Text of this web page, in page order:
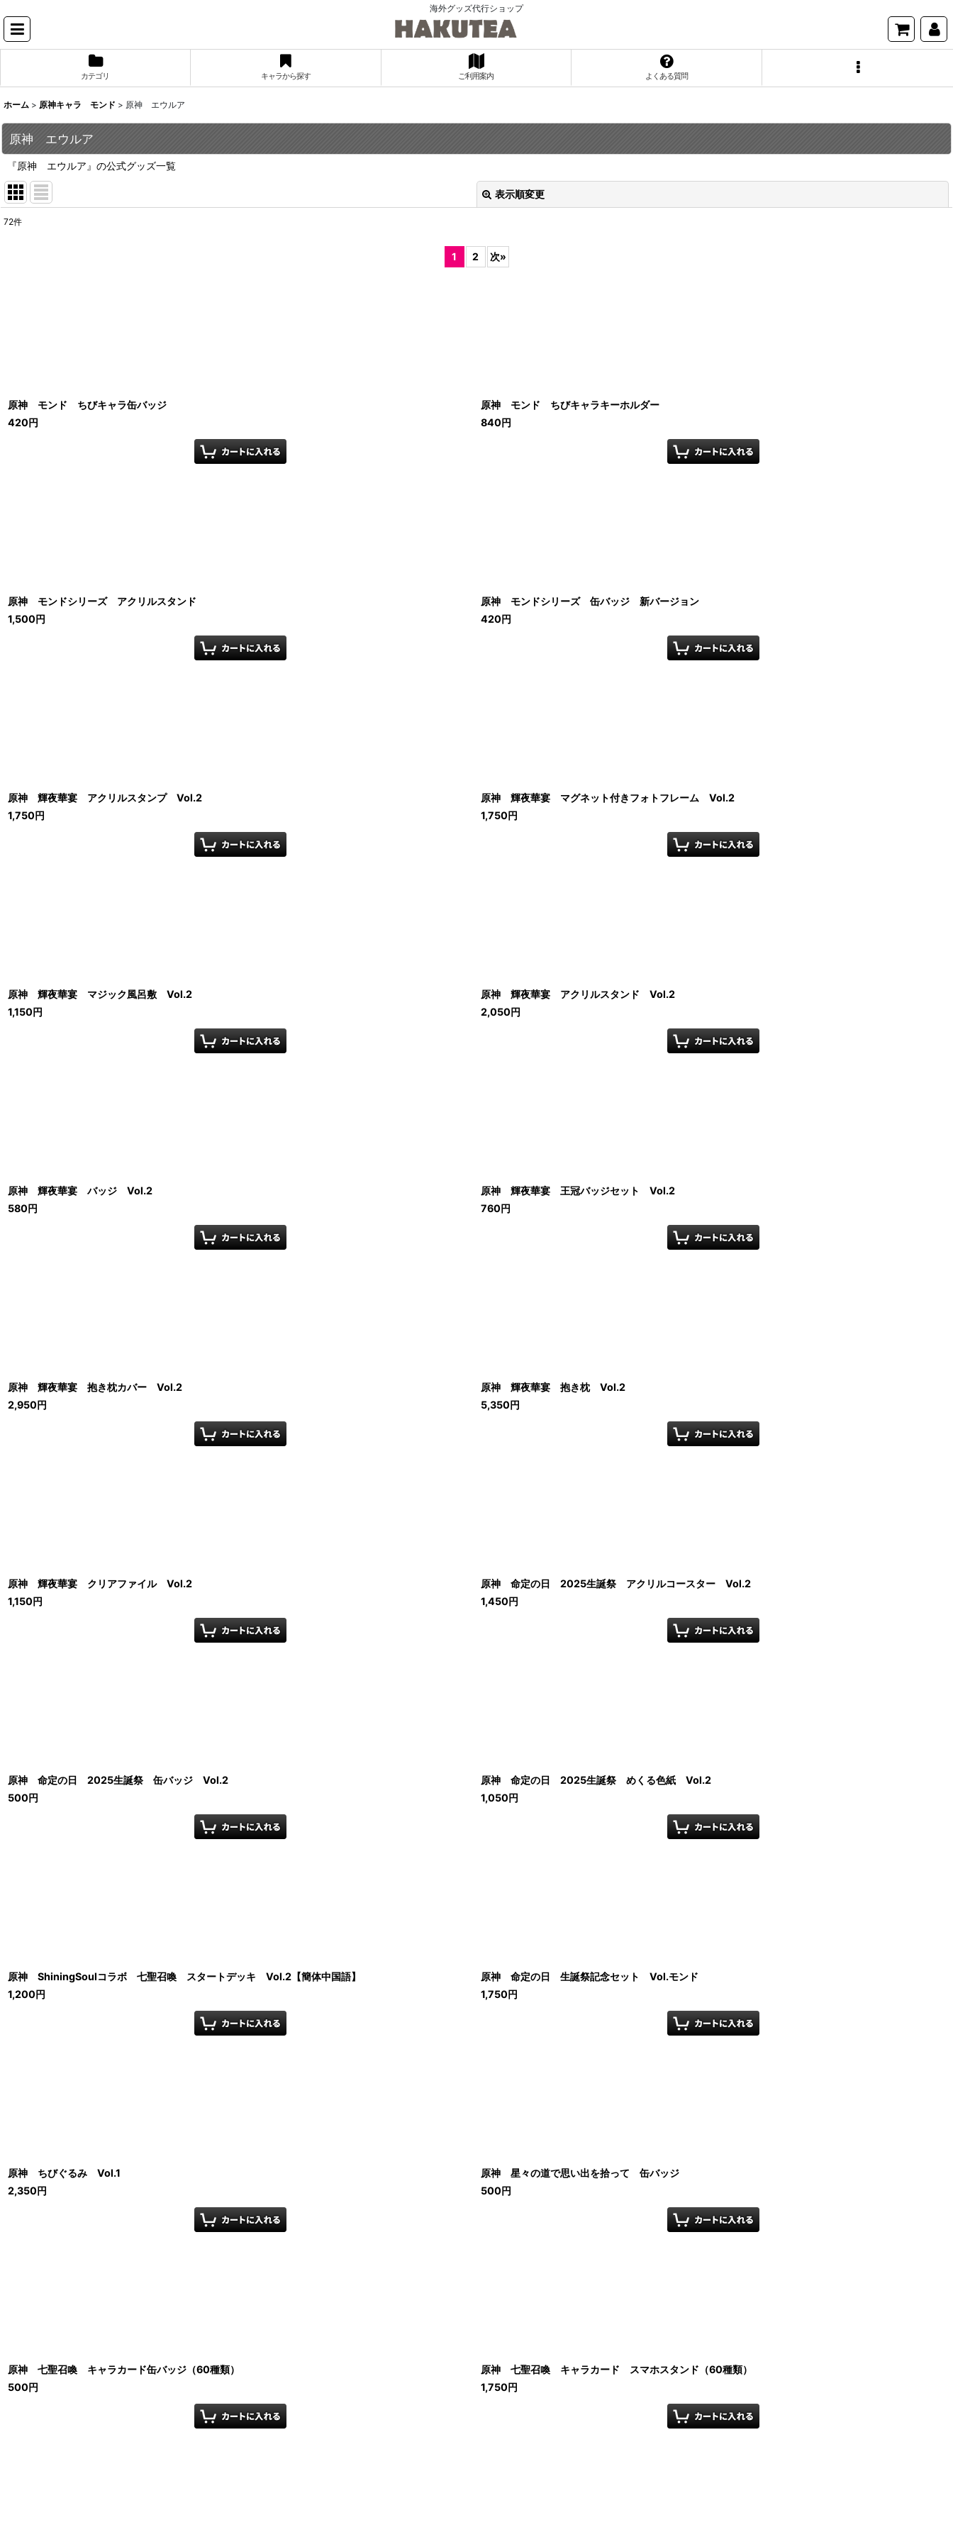
海外グッズ代行ショップ
カテゴリ キャラから探す ご利用案内 よくある質問
ホーム > 原神キャラ モンド > 原神 エウルア
原神 エウルア
『原神 エウルア』の公式グッズ一覧
表示順変更
72件
1 2 次»
原神 モンド ちびキャラ缶バッジ
420円
原神 モンド ちびキャラキーホルダー
840円
原神 モンドシリーズ アクリルスタンド
1,500円
原神 モンドシリーズ 缶バッジ 新バージョン
420円
原神 輝夜華宴 アクリルスタンプ Vol.2
1,750円
原神 輝夜華宴 マグネット付きフォトフレーム Vol.2
1,750円
原神 輝夜華宴 マジック風呂敷 Vol.2
1,150円
原神 輝夜華宴 アクリルスタンド Vol.2
2,050円
原神 輝夜華宴 バッジ Vol.2
580円
原神 輝夜華宴 王冠バッジセット Vol.2
760円
原神 輝夜華宴 抱き枕カバー Vol.2
2,950円
原神 輝夜華宴 抱き枕 Vol.2
5,350円
原神 輝夜華宴 クリアファイル Vol.2
1,150円
原神 命定の日 2025生誕祭 アクリルコースター Vol.2
1,450円
原神 命定の日 2025生誕祭 缶バッジ Vol.2
500円
原神 命定の日 2025生誕祭 めくる色紙 Vol.2
1,050円
原神 ShiningSoulコラボ 七聖召喚 スタートデッキ Vol.2【簡体中国語】
1,200円
原神 命定の日 生誕祭記念セット Vol.モンド
1,750円
原神 ちびぐるみ Vol.1
2,350円
原神 星々の道で思い出を拾って 缶バッジ
500円
原神 七聖召喚 キャラカード缶バッジ（60種類）
500円
原神 七聖召喚 キャラカード スマホスタンド（60種類）
1,750円